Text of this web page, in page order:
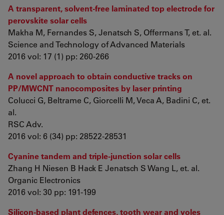
A transparent, solvent-free laminated top electrode for
perovskite solar cells
Makha M, Fernandes S, Jenatsch S, Offermans T, et. al.
Science and Technology of Advanced Materials
2016 vol: 17 (1) pp: 260-266
A novel approach to obtain conductive tracks on
PP/MWCNT nanocomposites by laser printing
Colucci G, Beltrame C, Giorcelli M, Veca A, Badini C, et.
al.
RSC Adv.
2016 vol: 6 (34) pp: 28522-28531
Cyanine tandem and triple-junction solar cells
Zhang H Niesen B Hack E Jenatsch S Wang L, et. al.
Organic Electronics
2016 vol: 30 pp: 191-199
Silicon-based plant defences, tooth wear and voles